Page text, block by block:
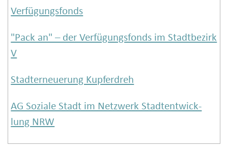
Verfügungs­fonds
"Pack an" – der Ver­fü­gungs­fonds im Stadt­bezirk
V
Stadter­neuerung Kupferdreh
AG Soziale Stadt im Netzwerk Stadt­ent­wick­
lung NRW